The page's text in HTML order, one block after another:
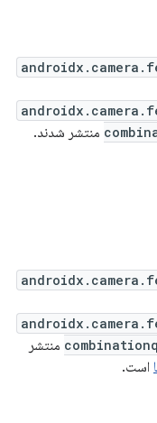
منتشر شدند.
منتشر
است.